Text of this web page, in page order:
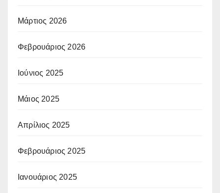
Μάρτιος 2026
Φεβρουάριος 2026
Ιούνιος 2025
Μάιος 2025
Απρίλιος 2025
Φεβρουάριος 2025
Ιανουάριος 2025